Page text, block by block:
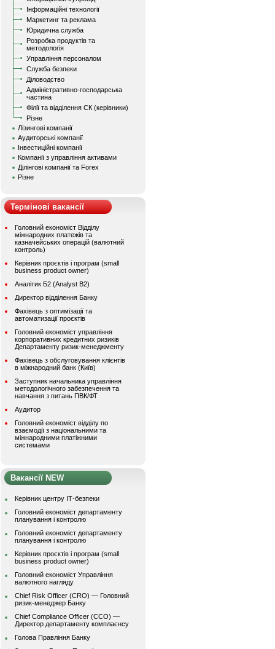
Інформаційні технології
Маркетинг та реклама
Юридична служба
Розробка продуктів та
методологія
Управління персоналом
Служба безпеки
Діловодство
Адміністративно-господарська
частина
Філії та відділення СК (керівники)
Різне
Лізингові компанії
Аудиторські компанії
Інвестиційні компанії
Компанії з управління активами
Ділінгові компанії та Forex
Різне
Термінові вакансії
Головний економіст Відділу
міжнародних платежів та
казначейських операцій (валютний
контроль)
Керівник проєктів і програм (small
business product owner)
Аналітик Б2 (Analyst B2)
Директор відділення Банку
Фахівець з оптимізації та
автоматизації проєктів
Головний економіст управління
корпоративних кредитних ризиків
Департаменту ризик-менеджменту
Фахівець з обслуговування клієнтів
в міжнародний банк (Київ)
Заступник начальника управління
методологічного забезпечення та
навчання з питань ПВК/ФТ
Аудитор
Головний економіст відділу по
взаємодії з національними та
міжнародними платіжними
системами
Вакансії NEW
Керівник центру ІТ-безпеки
Головний економіст департаменту
планування і контролю
Головний економіст департаменту
планування і контролю
Керівник проєктів і програм (small
business product owner)
Головний економіст Управління
валютного нагляду
Chief Risk Officer (CRO) — Головний
ризик-менеджер Банку
Chief Compliance Officer (CCO) —
Директор департаменту комплаєнсу
Голова Правління Банку